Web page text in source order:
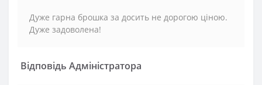
Дуже гарна брошка за досить не дорогою ціною.
Дуже задоволена!
Відповідь Адміністратора